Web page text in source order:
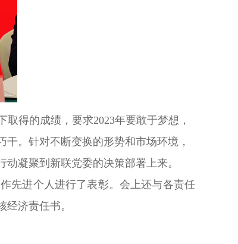
得的成绩，要求2023年要敢于梦想，
。针对不断变换的形势和市场环境，
凝聚到新联党委的决策部署上来。
先进个人进行了表彰。会上还与各责任
济责任书。